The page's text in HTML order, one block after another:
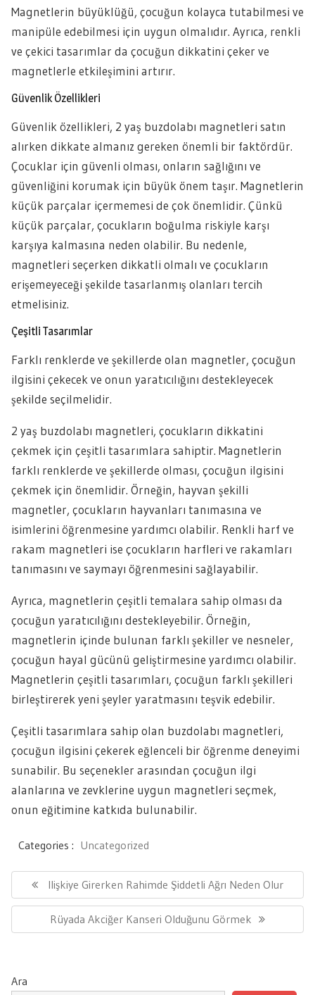
Magnetlerin büyüklüğü, çocuğun kolayca tutabilmesi ve
manipüle edebilmesi için uygun olmalıdır. Ayrıca, renkli
ve çekici tasarımlar da çocuğun dikkatini çeker ve
magnetlerle etkileşimini artırır.
Güvenlik Özellikleri
Güvenlik özellikleri, 2 yaş buzdolabı magnetleri satın
alırken dikkate almanız gereken önemli bir faktördür.
Çocuklar için güvenli olması, onların sağlığını ve
güvenliğini korumak için büyük önem taşır. Magnetlerin
küçük parçalar içermemesi de çok önemlidir. Çünkü
küçük parçalar, çocukların boğulma riskiyle karşı
karşıya kalmasına neden olabilir. Bu nedenle,
magnetleri seçerken dikkatli olmalı ve çocukların
erişemeyeceği şekilde tasarlanmış olanları tercih
etmelisiniz.
Çeşitli Tasarımlar
Farklı renklerde ve şekillerde olan magnetler, çocuğun
ilgisini çekecek ve onun yaratıcılığını destekleyecek
şekilde seçilmelidir.
2 yaş buzdolabı magnetleri, çocukların dikkatini
çekmek için çeşitli tasarımlara sahiptir. Magnetlerin
farklı renklerde ve şekillerde olması, çocuğun ilgisini
çekmek için önemlidir. Örneğin, hayvan şekilli
magnetler, çocukların hayvanları tanımasına ve
isimlerini öğrenmesine yardımcı olabilir. Renkli harf ve
rakam magnetleri ise çocukların harfleri ve rakamları
tanımasını ve saymayı öğrenmesini sağlayabilir.
Ayrıca, magnetlerin çeşitli temalara sahip olması da
çocuğun yaratıcılığını destekleyebilir. Örneğin,
magnetlerin içinde bulunan farklı şekiller ve nesneler,
çocuğun hayal gücünü geliştirmesine yardımcı olabilir.
Magnetlerin çeşitli tasarımları, çocuğun farklı şekilleri
birleştirerek yeni şeyler yaratmasını teşvik edebilir.
Çeşitli tasarımlara sahip olan buzdolabı magnetleri,
çocuğun ilgisini çekerek eğlenceli bir öğrenme deneyimi
sunabilir. Bu seçenekler arasından çocuğun ilgi
alanlarına ve zevklerine uygun magnetleri seçmek,
onun eğitimine katkıda bulunabilir.
Categories : Uncategorized
gezinmesiPrevious
Post:
Ilişkiye Girerken Rahimde Şiddetli Ağrı Neden Olur
Next
Post:
Rüyada Akciğer Kanseri Olduğunu Görmek
Ara